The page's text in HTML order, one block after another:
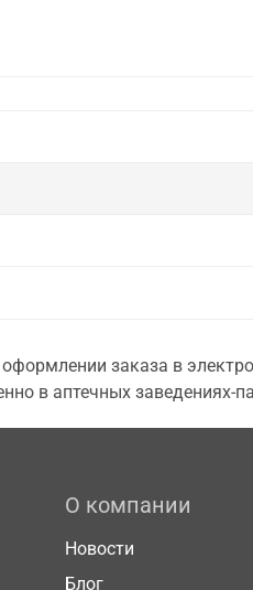
заказа в
в аптечных заведениях-
О компании
Новости
Блог